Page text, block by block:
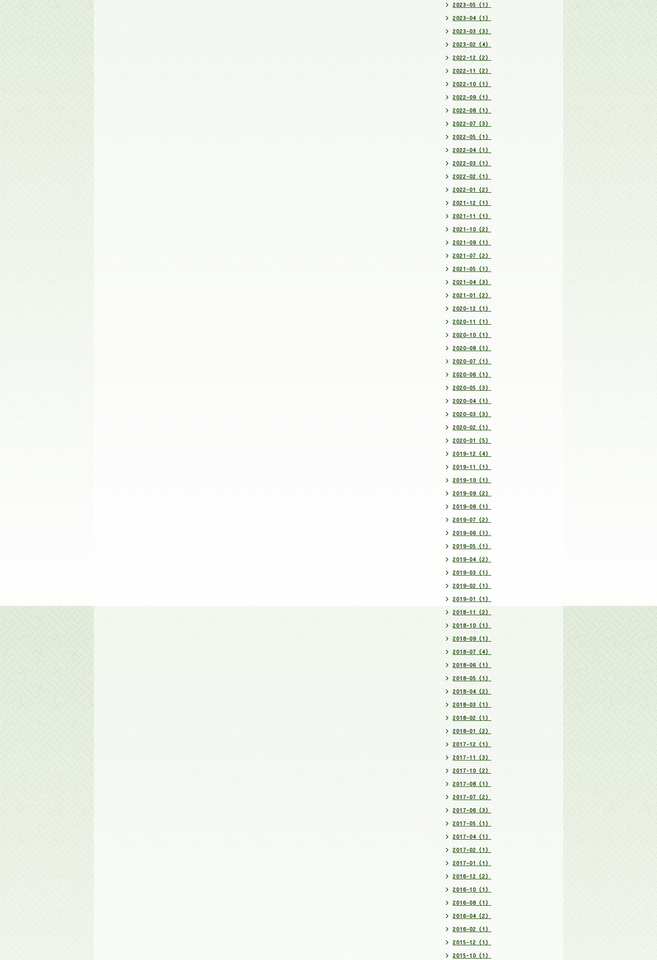
2023-05（1）
2023-04（1）
2023-03（3）
2023-02（4）
2022-12（2）
2022-11（2）
2022-10（1）
2022-09（1）
2022-08（1）
2022-07（3）
2022-05（1）
2022-04（1）
2022-03（1）
2022-02（1）
2022-01（2）
2021-12（1）
2021-11（1）
2021-10（2）
2021-09（1）
2021-07（2）
2021-05（1）
2021-04（3）
2021-01（2）
2020-12（1）
2020-11（1）
2020-10（1）
2020-08（1）
2020-07（1）
2020-06（1）
2020-05（3）
2020-04（1）
2020-03（3）
2020-02（1）
2020-01（5）
2019-12（4）
2019-11（1）
2019-10（1）
2019-09（2）
2019-08（1）
2019-07（2）
2019-06（1）
2019-05（1）
2019-04（2）
2019-03（1）
2019-02（1）
2019-01（1）
2018-11（2）
2018-10（1）
2018-09（1）
2018-07（4）
2018-06（1）
2018-05（1）
2018-04（2）
2018-03（1）
2018-02（1）
2018-01（2）
2017-12（1）
2017-11（3）
2017-10（2）
2017-08（1）
2017-07（2）
2017-06（3）
2017-05（1）
2017-04（1）
2017-02（1）
2017-01（1）
2016-12（2）
2016-10（1）
2016-08（1）
2016-04（2）
2016-02（1）
2015-12（1）
2015-10（1）